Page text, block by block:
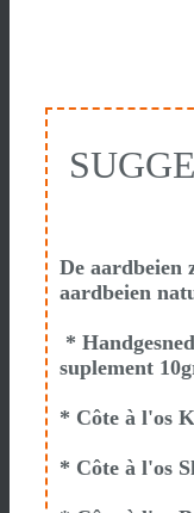
De
aardbeien
*
suplement
* Côte à l'os
* Côte à l'os